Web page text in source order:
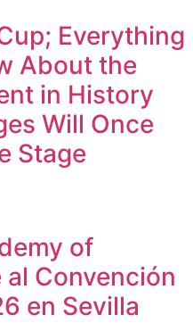
Everything
About the
in History
Will Once
Stage
of
Convención
en Sevilla